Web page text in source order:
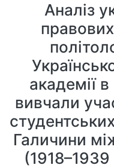
Аналіз
академії
вивчали
Галичини
(1918–1939